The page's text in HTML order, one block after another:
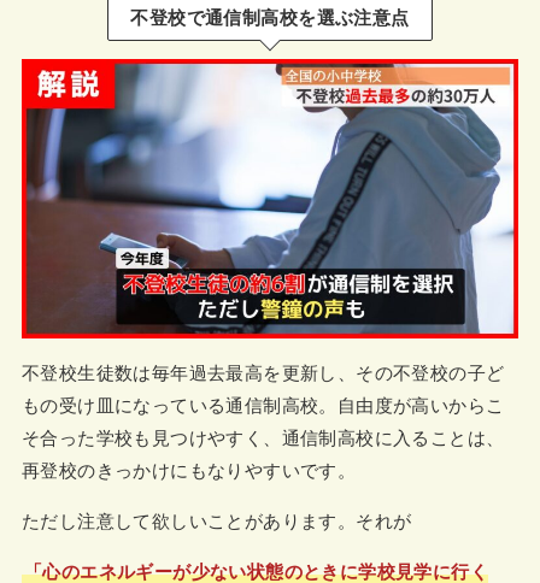
不登校で通信制高校を選ぶ注意点
不登校生徒数は毎年過去最高を更新し、その不登校の子ど
もの受け皿になっている通信制高校。自由度が高いからこ
そ合った学校も見つけやすく、通信制高校に入ることは、
再登校のきっかけにもなりやすいです。
ただし注意して欲しいことがあります。それが
「心のエネルギーが少ない状態のときに学校見学に行く